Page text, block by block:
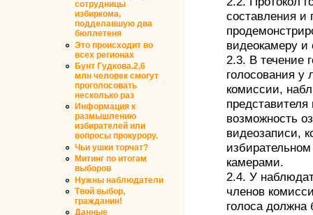
сотрудницы
избиркома,
подделавшую два
бюллетеня
Это происходит во
всех регионах
Бунт Гудкова.2,6
млн человек смогут
проголосовать
несколько раз
Информация к
размышлению
избирателей или
вопросы прокурору.
Чьи ушки торчат?
Митинг по итогам
выборов
Нужны наблюдатели
Твой выбор,
гражданин!
Данные
составления и
видеокамеру и
2.3. В течение
голосования у
комиссии,
возможность
видеозаписи,
камерами.
2.4. У
членов
голоса должна